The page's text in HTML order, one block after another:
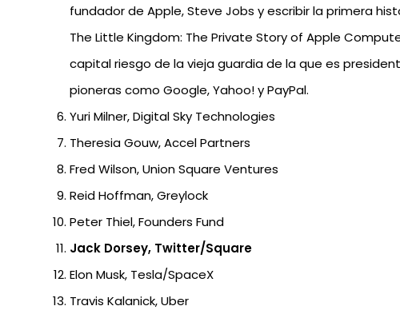
fundador de Apple, Steve Jobs y escribir la primera
The Little Kingdom: The Private Story of Apple
capital riesgo de la vieja guardia de la que es
pioneras como Google, Yahoo! y PayPal.
Yuri Milner, Digital Sky Technologies
Theresia Gouw, Accel Partners
Fred Wilson, Union Square Ventures
Reid Hoffman, Greylock
Peter Thiel, Founders Fund
Jack Dorsey, Twitter/Square
Elon Musk, Tesla/SpaceX
Travis Kalanick, Uber